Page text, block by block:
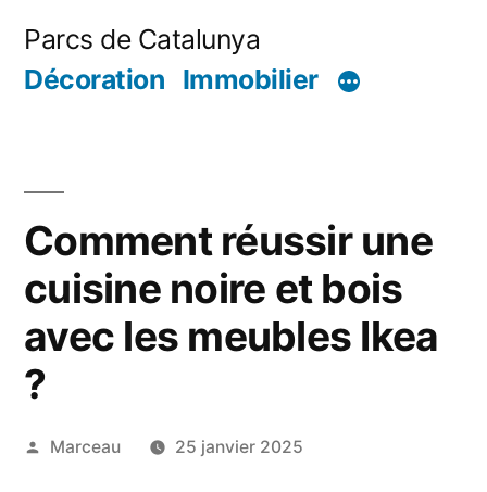
Parcs de Catalunya
Décoration Immobilier
Comment réussir une
cuisine noire et bois
avec les meubles Ikea
?
Publié
Marceau 25 janvier 2025